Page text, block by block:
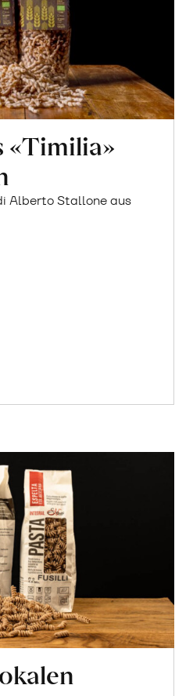
«Timilia»
Alberto Stallone aus